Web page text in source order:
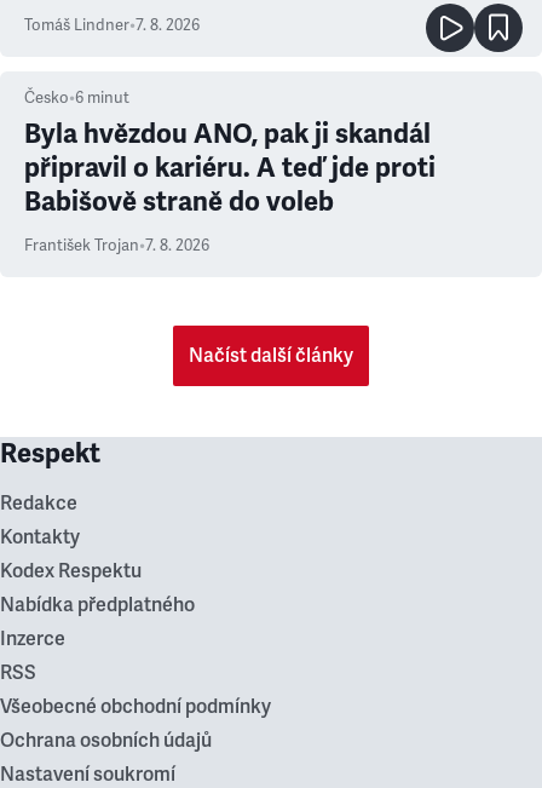
Tomáš Lindner•7. 8. 2026
Česko•6 minut
Byla hvězdou ANO, pak ji skandál
připravil o kariéru. A teď jde proti
Babišově straně do voleb
František Trojan•7. 8. 2026
Načíst další články
Respekt
Redakce
Kontakty
Kodex Respektu
Nabídka předplatného
Inzerce
RSS
Všeobecné obchodní podmínky
Ochrana osobních údajů
Nastavení soukromí